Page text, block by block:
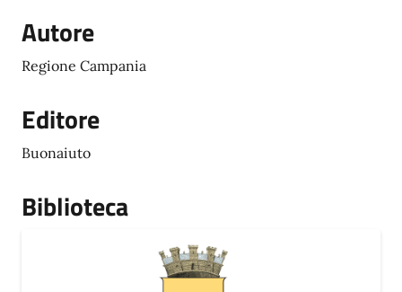
Autore
Regione Campania
Editore
Buonaiuto
Biblioteca